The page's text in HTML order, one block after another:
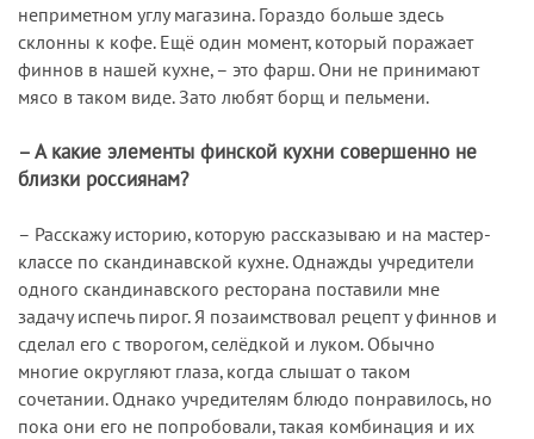
неприметном углу магазина. Гораздо больше здесь
склонны к кофе. Ещё один момент, который поражает
финнов в нашей кухне, – это фарш. Они не принимают
мясо в таком виде. Зато любят борщ и пельмени.
– А какие элементы финской кухни совершенно не
близки россиянам?
– Расскажу историю, которую рассказываю и на мастер-
классе по скандинавской кухне. Однажды учредители
одного скандинавского ресторана поставили мне
задачу испечь пирог. Я позаимствовал рецепт у финнов и
сделал его с творогом, селёдкой и луком. Обычно
многие округляют глаза, когда слышат о таком
сочетании. Однако учредителям блюдо понравилось, но
пока они его не попробовали, такая комбинация и их